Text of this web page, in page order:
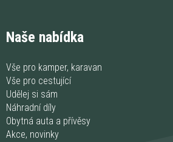
Naše nabídka
Vše pro kamper, karavan
Vše pro cestující
Udělej si sám
Náhradní díly
Obytná auta a přívěsy
Akce, novinky